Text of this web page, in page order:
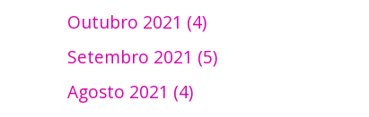
Outubro 2021 (4)
Setembro 2021 (5)
Agosto 2021 (4)